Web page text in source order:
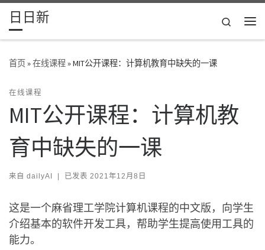
Skip to content
日日新
Search
首页»在线课程»MIT公开课程：计算机教育中缺失的一课
在线课程
MIT公开课程：计算机教
育中缺失的一课
来自 dailyAI | 已发表 2021年12月8日
这是一个麻省理工学院计算机课程的中文版，向学生
介绍基本的软件开发工具，帮助学生提高使用工具的
能力。